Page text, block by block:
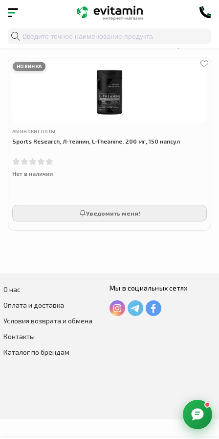
Главная » l-theanine 150 капсул
НОВИНКА
АМИНОКИСЛОТЫ
Sports Research, Л-теанин, L-Theanine, 200 мг, 150 капсул
Нет в наличии
Уведомить меня!
О нас
Оплата и доставка
Условия возврата и обмена
Контакты
Каталог по брендам
Мы в социальных сетях